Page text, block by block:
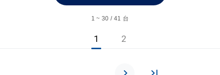
1 ~ 30 / 41 台
1 2